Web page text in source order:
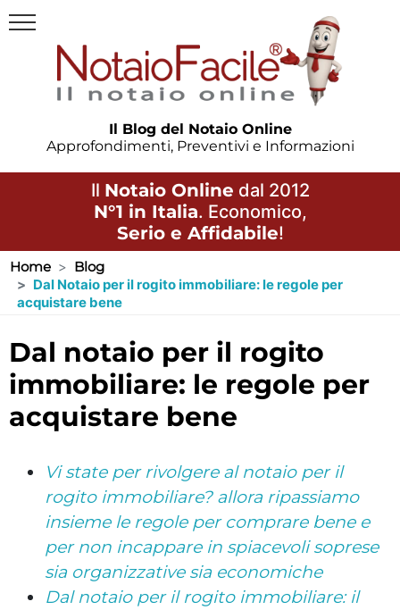
Il Blog del Notaio Online
Approfondimenti, Preventivi e Informazioni
Il Notaio Online dal 2012
N°1 in Italia. Economico,
Serio e Affidabile!
Home
Blog
Dal Notaio per il rogito immobiliare: le regole per
acquistare bene
dal notaio per il rogito
immobiliare: le regole per
acquistare bene
Vi state per rivolgere al notaio per il
rogito immobiliare? allora ripassiamo
insieme le regole per comprare bene e
per non incappare in spiacevoli soprese
sia organizzative sia economiche
Dal notaio per il rogito immobiliare: il